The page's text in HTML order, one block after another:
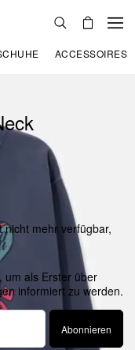
ACCESSOIRES
nicht mehr verfügbar,
um als Erster über
informiert zu werden.
Abonnieren